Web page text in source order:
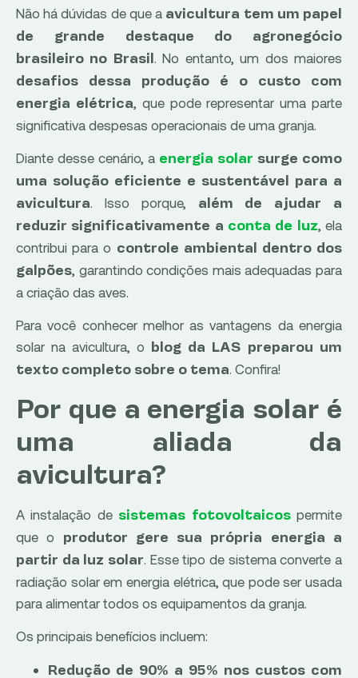
Não há dúvidas de que a avicultura tem um papel
de grande destaque do agronegócio
brasileiro no Brasil . No entanto, um dos maiores
desafios dessa produção é o custo com
energia elétrica , que pode representar uma parte
significativa despesas operacionais de uma granja.
Diante desse cenário, a energia solar surge como
uma solução eficiente e sustentável para a
avicultura . Isso porque, além de ajudar a
reduzir significativamente a conta de luz , ela
contribui para o controle ambiental dentro dos
galpões , garantindo condições mais adequadas para
a criação das aves.
Para você conhecer melhor as vantagens da energia
solar na avicultura, o blog da LAS preparou um
texto completo sobre o tema. Confira!
Por que a energia solar é
uma aliada da
avicultura?
A instalação de sistemas fotovoltaicospermite
que o produtor gere sua própria energia a
partir da luz solar . Esse tipo de sistema converte a
radiação solar em energia elétrica, que pode ser usada
para alimentar todos os equipamentos da granja.
Os principais benefícios incluem:
Redução de 90% a 95% nos custos com